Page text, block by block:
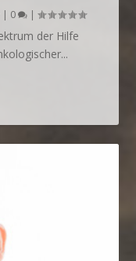
| 0 |
der Hilfe